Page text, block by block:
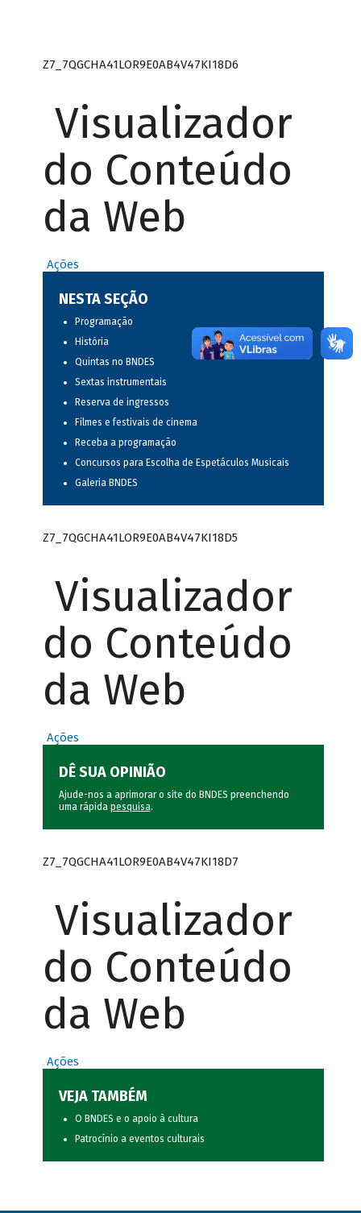
Z7_7QGCHA41LOR9E0AB4V47KI18D6
Visualizador
do Conteúdo
da Web
Ações
NESTA SEÇÃO
Programação
História
Quintas no BNDES
Sextas instrumentais
Reserva de ingressos
Filmes e festivais de cinema
Receba a programação
Concursos para Escolha de Espetáculos Musicais
Galeria BNDES
Z7_7QGCHA41LOR9E0AB4V47KI18D5
Visualizador
do Conteúdo
da Web
Ações
DÊ SUA OPINIÃO
Ajude-nos a aprimorar o site do BNDES preenchendo
uma rápida pesquisa.
Z7_7QGCHA41LOR9E0AB4V47KI18D7
Visualizador
do Conteúdo
da Web
Ações
VEJA TAMBÉM
O BNDES e o apoio à cultura
Patrocínio a eventos culturais